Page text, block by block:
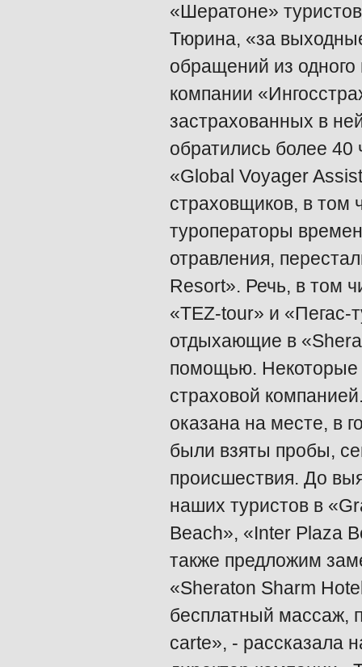
«Шератоне»
Тюрина, «за
обращений из одного
компании
застрахованных в
обратились более
«Global Voyager
страховщиков, в том
туроператоры
отравления,
Resort». Речь, в том
«TEZ-tour» и «Пегас-
отдыхающие в
помощью. Некоторые
страховой
оказана на месте, в
были взяты пробы,
происшествия. До
наших туристов в
Beach», «Inter Plaza
также предложим
«Sheraton Sharm
бесплатный массаж,
carte», - рассказала